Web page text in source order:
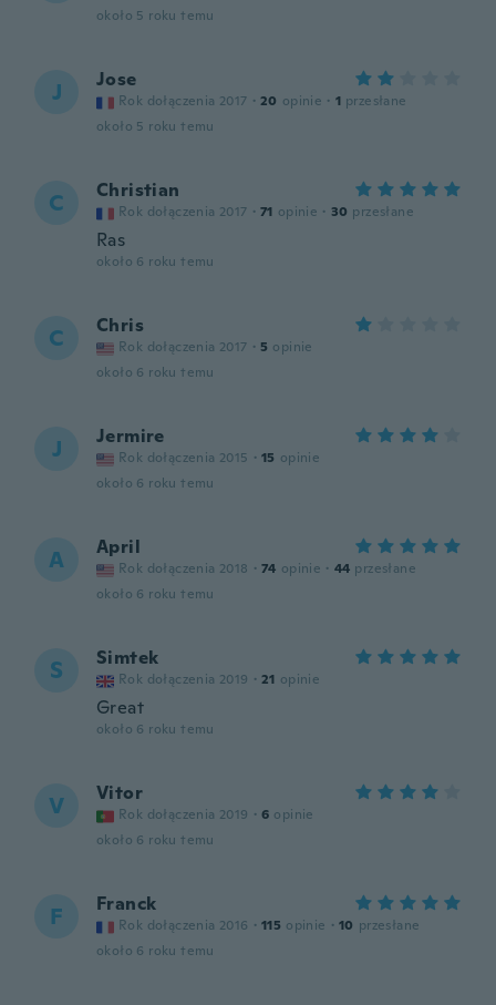
około 5 roku temu
J Jose
Rok dołączenia 2017 · 20 opinie · 1 przesłane
około 5 roku temu
C Christian
Rok dołączenia 2017 · 71 opinie · 30 przesłane
Ras
około 6 roku temu
C Chris
Rok dołączenia 2017 · 5 opinie
około 6 roku temu
J Jermire
Rok dołączenia 2015 · 15 opinie
około 6 roku temu
A April
Rok dołączenia 2018 · 74 opinie · 44 przesłane
około 6 roku temu
S Simtek
Rok dołączenia 2019 · 21 opinie
Great
około 6 roku temu
V Vitor
Rok dołączenia 2019 · 6 opinie
około 6 roku temu
F Franck
Rok dołączenia 2016 · 115 opinie · 10 przesłane
około 6 roku temu